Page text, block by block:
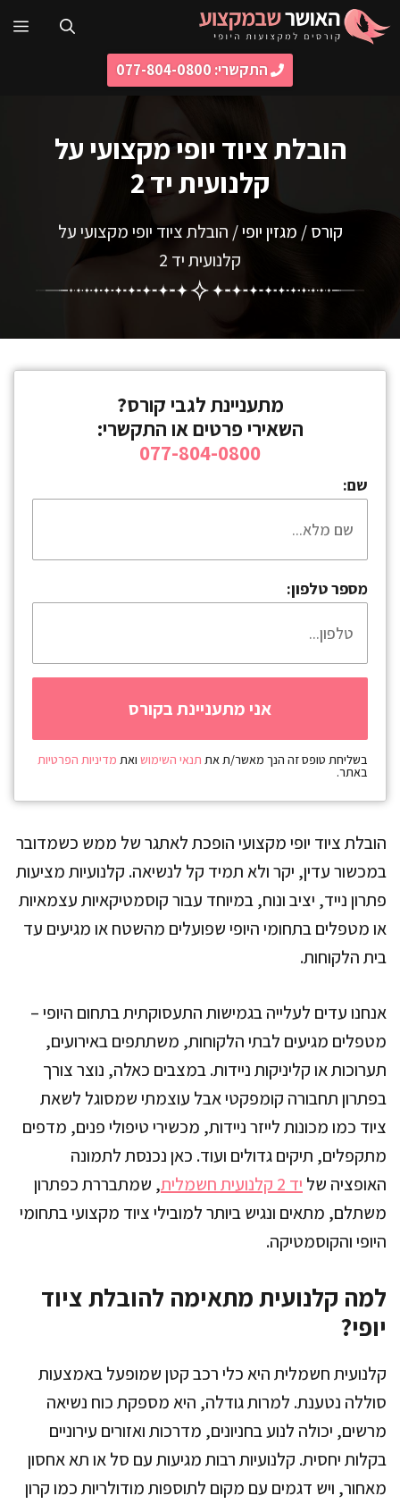
לדלג
לתוכן
התקשרי: 077-804-0800
הובלת ציוד יופי מקצועי על
קלנועית יד 2
קורס/ מגזין יופי/ הובלת ציוד יופי מקצועי על
קלנועית יד 2
מתעניינת לגבי קורס?
השאירי פרטים או התקשרי:
077-804-0800
שם:
מספר טלפון:
בשליחת טופס זה הנך מאשר/ת את תנאי השימוש ואת מדיניות הפרטיות
באתר.
הובלת ציוד יופי מקצועי הופכת לאתגר של ממש כשמדובר
במכשור עדין, יקר ולא תמיד קל לנשיאה. קלנועיות מציעות
פתרון נייד, יציב ונוח, במיוחד עבור קוסמטיקאיות עצמאיות
או מטפלים בתחומי היופי שפועלים מהשטח או מגיעים עד
בית הלקוחות.
אנחנו עדים לעלייה בגמישות התעסוקתית בתחום היופי –
מטפלים מגיעים לבתי הלקוחות, משתתפים באירועים,
תערוכות או קליניקות ניידות. במצבים כאלה, נוצר צורך
בפתרון תחבורה קומפקטי אבל עוצמתי שמסוגל לשאת
ציוד כמו מכונות לייזר ניידות, מכשירי טיפולי פנים, מדפים
מתקפלים, תיקים גדולים ועוד. כאן נכנסת לתמונה
האופציה של יד 2 קלנועית חשמלית
, שמתבררת כפתרון
משתלם, מתאים ונגיש ביותר למובילי ציוד מקצועי בתחומי
היופי והקוסמטיקה.
למה קלנועית מתאימה להובלת ציוד
יופי?
קלנועית חשמלית היא כלי רכב קטן שמופעל באמצעות
סוללה נטענת. למרות גודלה, היא מספקת כוח נשיאה
מרשים, יכולה לנוע בחניונים, מדרכות ואזורים עירוניים
בקלות יחסית. קלנועיות רבות מגיעות עם סל או תא אחסון
מאחור, ויש דגמים עם מקום לתוספות מודולריות כמו קרון